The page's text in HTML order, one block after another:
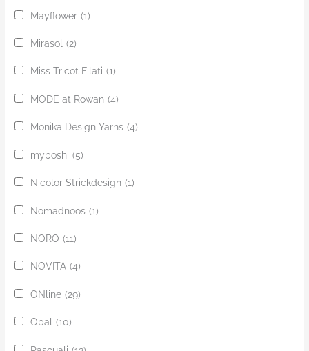
Mayflower (1)
Mirasol (2)
Miss Tricot Filati (1)
MODE at Rowan (4)
Monika Design Yarns (4)
myboshi (5)
Nicolor Strickdesign (1)
Nomadnoos (1)
NORO (11)
NOVITA (4)
ONline (29)
Opal (10)